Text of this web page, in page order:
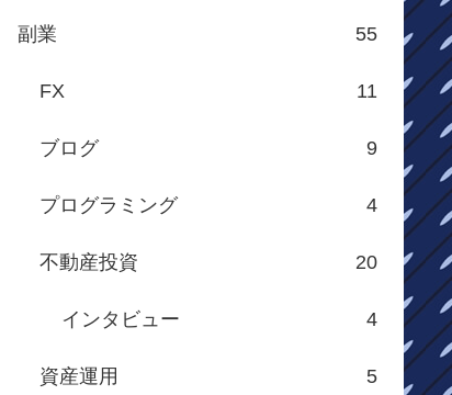
副業 55
FX 11
ブログ 9
プログラミング 4
不動産投資 20
インタビュー 4
資産運用 5